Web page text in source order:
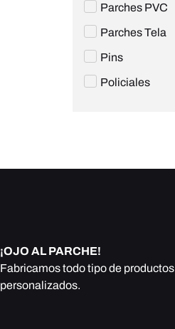
Parches PVC
Parches Tela
Pins
Policiales
¡OJO AL PARCHE!
Fabricamos todo tipo de productos
personalizados.